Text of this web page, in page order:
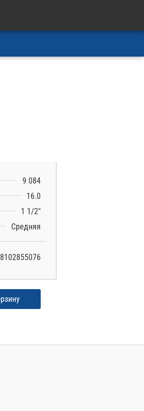
9 084
16.0
1 1/2″
Средняя
8102855076